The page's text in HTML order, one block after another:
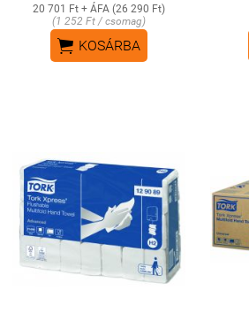
20 701 Ft + ÁFA (26 290 Ft)
(1 252 Ft / csomag)
 KOSÁRBA